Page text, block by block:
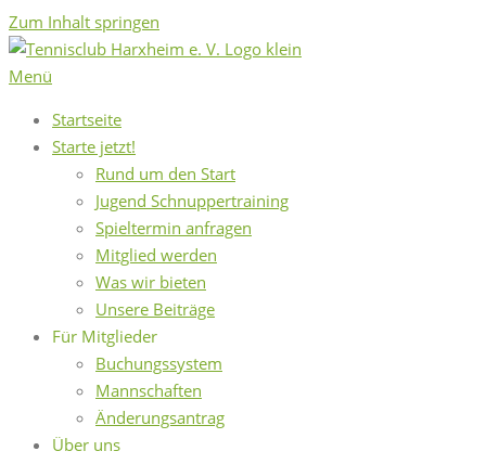
Zum Inhalt springen
Menü
Startseite
Starte jetzt!
Rund um den Start
Jugend Schnuppertraining
Spieltermin anfragen
Mitglied werden
Was wir bieten
Unsere Beiträge
Für Mitglieder
Buchungssystem
Mannschaften
Änderungsantrag
Über uns